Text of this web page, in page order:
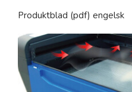
Produktblad (pdf) engelsk